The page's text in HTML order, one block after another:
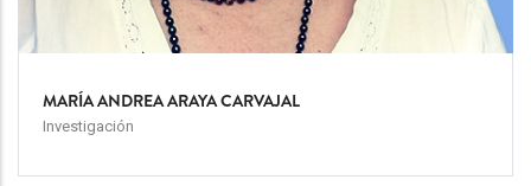
MARÍA ANDREA ARAYA CARVAJAL
Investigación